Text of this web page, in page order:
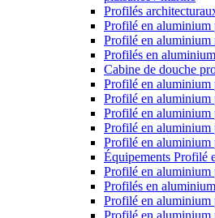
Profilés
Profilé en aluminium
Profilé en aluminium
Profilés en
Cabine de douche
Profilé en aluminium
Profilé en aluminium
Profilé en aluminium
Profilé en aluminium
Profilé en aluminium
Équipements Profilé
Profilé en aluminium
Profilés en
Profilé en aluminium
Profilé en aluminium